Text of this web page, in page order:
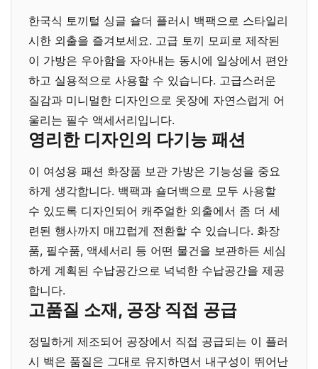
한국식 토끼털 싱글 숄더 플러시 백팩으로 스타일리
시한 외출을 즐겨보세요. 고급 토끼 모피로 제작된
이 가방은 우아함을 자아내는 동시에 일상에서 편안
하고 실용적으로 사용할 수 있습니다. 고급스러운
질감과 미니멀한 디자인으로 옷장에 자연스럽게 어
울리는 필수 액세서리입니다.
영리한 디자인의 다기능 패션
이 여성용 패션 화장품 보관 가방은 기능성을 중요
하게 생각합니다. 백팩과 숄더백으로 모두 사용할
수 있도록 디자인되어 캐주얼한 외출에서 좀 더 세
련된 행사까지 매끄럽게 전환할 수 있습니다. 화장
품, 필수품, 액세서리 등 어떤 물건을 보관하든 세심
하게 계획된 수납공간으로 넉넉한 수납공간을 제공
합니다.
고품질 소재, 공장 직접 공급
정밀하게 제조되어 공장에서 직접 공급되는 이 플러
시 백은 품질은 그대로 유지하면서 내구성이 뛰어난